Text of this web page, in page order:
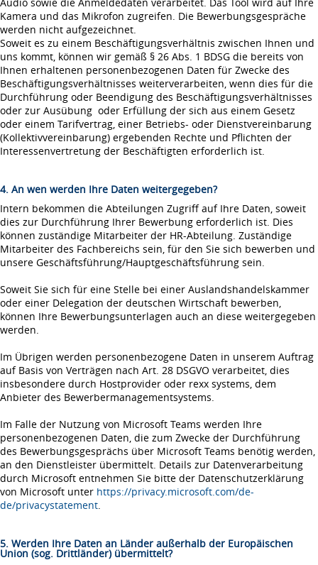
Kamera und das Mikrofon zugreifen. Die Bewerbungsgespräche
werden nicht aufgezeichnet.
Soweit es zu einem Beschäftigungsverhältnis zwischen Ihnen und
uns kommt, können wir gemäß § 26 Abs. 1 BDSG die bereits von
Ihnen erhaltenen personenbezogenen Daten für Zwecke des
Beschäftigungsverhältnisses weiterverarbeiten, wenn dies für die
Durchführung oder Beendigung des Beschäftigungsverhältnisses
oder zur Ausübung oder Erfüllung der sich aus einem Gesetz
oder einem Tarifvertrag, einer Betriebs- oder Dienstvereinbarung
(Kollektivvereinbarung) ergebenden Rechte und Pflichten der
Interessenvertretung der Beschäftigten erforderlich ist.
4. An wen werden Ihre Daten weitergegeben?
Intern bekommen die Abteilungen Zugriff auf Ihre Daten, soweit
dies zur Durchführung Ihrer Bewerbung erforderlich ist. Dies
können zuständige Mitarbeiter der HR-Abteilung. Zuständige
Mitarbeiter des Fachbereichs sein, für den Sie sich bewerben und
unsere Geschäftsführung/Hauptgeschäftsführung sein.
Soweit Sie sich für eine Stelle bei einer Auslandshandelskammer
oder einer Delegation der deutschen Wirtschaft bewerben,
können Ihre Bewerbungsunterlagen auch an diese weitergegeben
werden.
Im Übrigen werden personenbezogene Daten in unserem Auftrag
auf Basis von Verträgen nach Art. 28 DSGVO verarbeitet, dies
insbesondere durch Hostprovider oder rexx systems, dem
Anbieter des Bewerbermanagementsystems.
Im Falle der Nutzung von Microsoft Teams werden Ihre
personenbezogenen Daten, die zum Zwecke der Durchführung
des Bewerbungsgesprächs über Microsoft Teams benötig werden,
an den Dienstleister übermittelt. Details zur Datenverarbeitung
durch Microsoft entnehmen Sie bitte der Datenschutzerklärung
von Microsoft unter https://privacy.microsoft.com/de-
de/privacystatement.
5. Werden Ihre Daten an Länder außerhalb der Europäischen
Union (sog. Drittländer) übermittelt?